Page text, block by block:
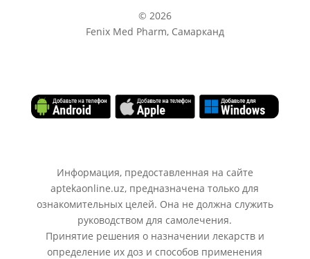
© 2026
Fenix Med Pharm, Самарканд
Информация, предоставленная на сайте
aptekaonline.uz, предназначена только для
ознакомительных целей. Она не должна служить
руководством для самолечения.
Принятие решения о назначении лекарств и
определение их доз и способов применения